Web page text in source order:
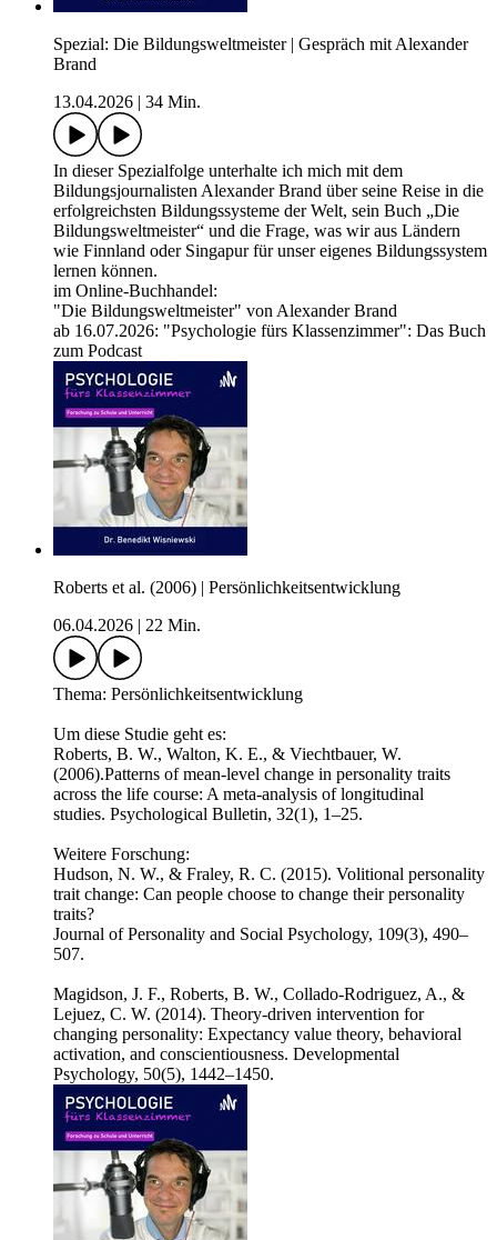
Spezial: Die Bildungsweltmeister | Gespräch mit Alexander
Brand
13.04.2026
34 Min.
In dieser Spezialfolge unterhalte ich mich mit dem
Bildungsjournalisten Alexander Brand über seine Reise in die
erfolgreichsten Bildungssysteme der Welt, sein Buch „Die
Bildungsweltmeister“ und die Frage, was wir aus Ländern
wie Finnland oder Singapur für unser eigenes Bildungssystem
lernen können.
im Online-Buchhandel:
"Die Bildungsweltmeister" von Alexander Brand
ab 16.07.2026: "Psychologie fürs Klassenzimmer": Das Buch
zum Podcast
Roberts et al. (2006) | Persönlichkeitsentwicklung
06.04.2026
22 Min.
Thema: Persönlichkeitsentwicklung
Um diese Studie geht es:
Roberts, B. W., Walton, K. E., & Viechtbauer, W.
(2006).Patterns of mean-level change in personality traits
across the life course: A meta-analysis of longitudinal
studies. Psychological Bulletin, 32(1), 1–25.
Weitere Forschung:
Hudson, N. W., & Fraley, R. C. (2015). Volitional personality
trait change: Can people choose to change their personality
traits?
Journal of Personality and Social Psychology, 109(3), 490–
507.
Magidson, J. F., Roberts, B. W., Collado-Rodriguez, A., &
Lejuez, C. W. (2014). Theory-driven intervention for
changing personality: Expectancy value theory, behavioral
activation, and conscientiousness. Developmental
Psychology, 50(5), 1442–1450.